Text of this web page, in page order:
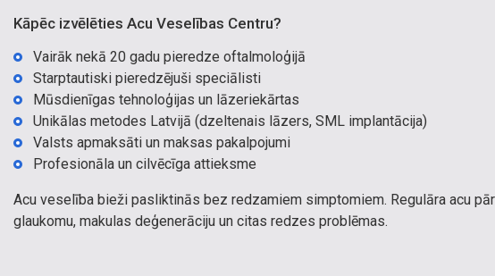
Kāpēc izvēlēties Acu Veselības Centru?
Vairāk nekā 20 gadu pieredze oftalmoloģijā
Starptautiski pieredzējuši speciālisti
Mūsdienīgas tehnoloģijas un lāzeriekārtas
Unikālas metodes Latvijā (dzeltenais lāzers, SML implantācija)
Valsts apmaksāti un maksas pakalpojumi
Profesionāla un cilvēcīga attieksme
Acu veselība bieži pasliktinās bez redzamiem simptomiem. Regulāra acu
glaukomu, makulas deģenerāciju un citas redzes problēmas.